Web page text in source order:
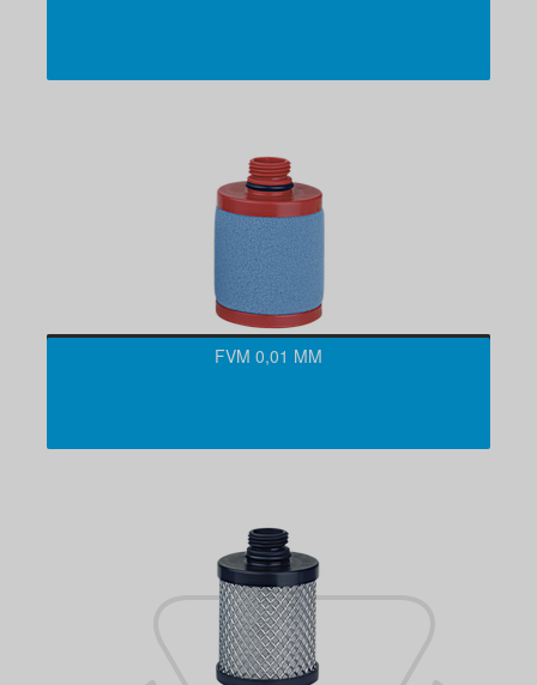
FVM 0,01 ΜM